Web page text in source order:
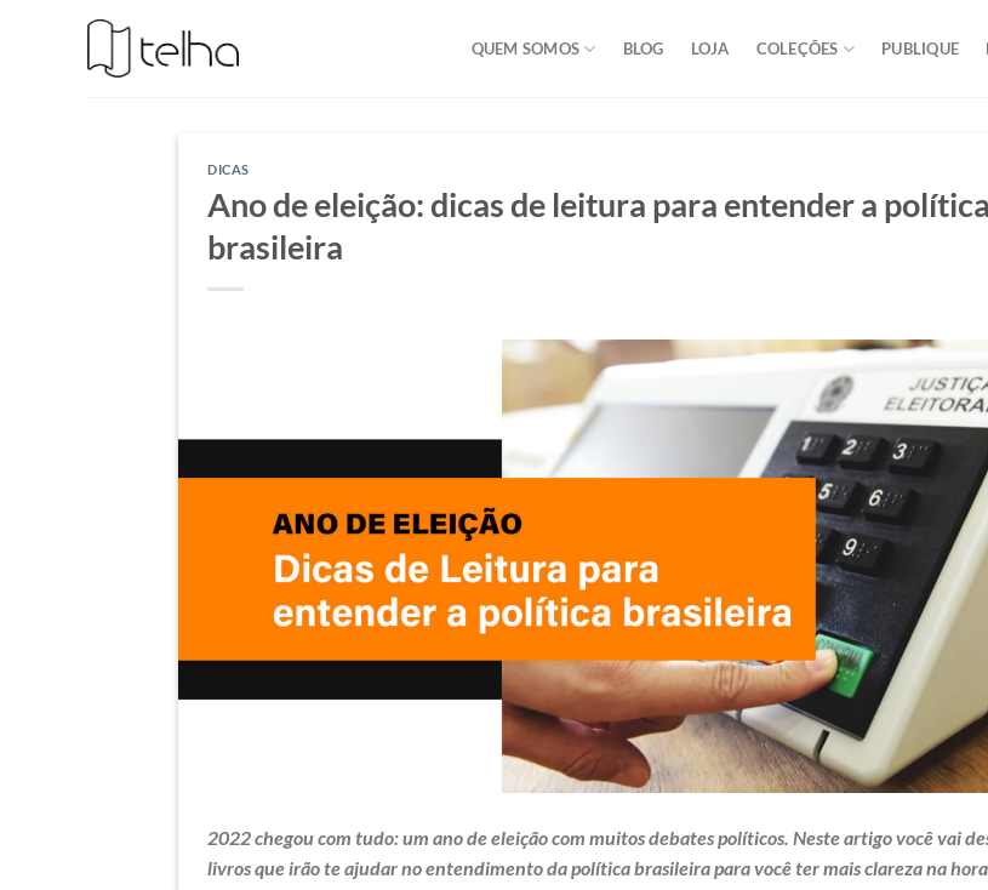
QUEM SOMOS BLOG LOJA COLEÇÕES PUBLIQUE
DICAS
Ano de eleição: dicas de leitura para entender a política
brasileira
2022 chegou com tudo: um ano de eleição com muitos debates políticos. Neste artigo você vai
livros que irão te ajudar no entendimento da política brasileira para você ter mais clareza na